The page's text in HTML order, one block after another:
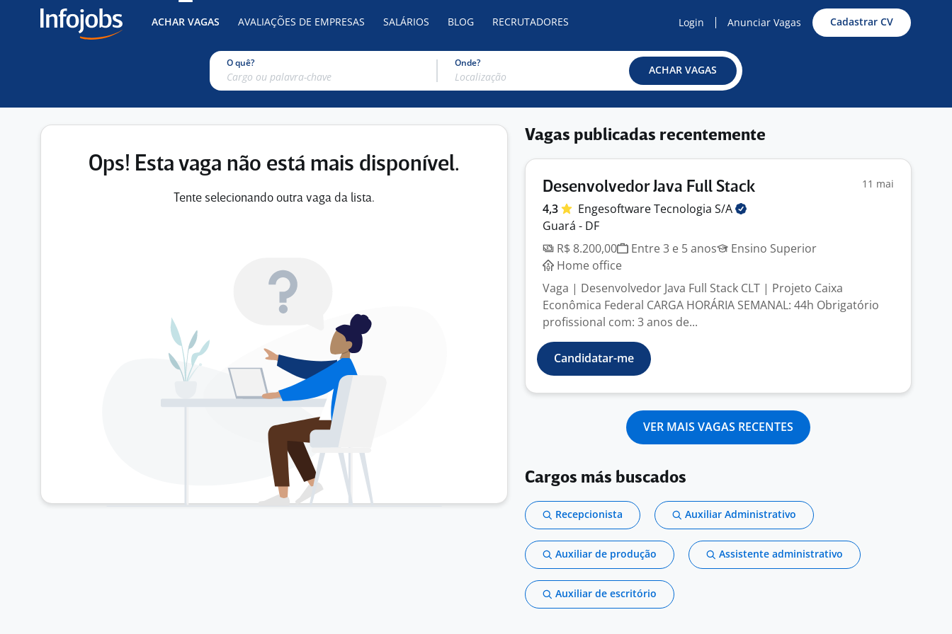
ACHAR VAGAS AVALIAÇÕES DE EMPRESAS SALÁRIOS BLOG RECRUTADORES Login Anunciar Vagas Cadastrar CV
O quê? Onde?
ACHAR VAGAS
Ops! Esta vaga não está mais disponível.
Tente selecionando outra vaga da lista.
Vagas publicadas recentemente
Desenvolvedor Java Full Stack 11 mai
4,3 Engesoftware Tecnologia S/A
Guará - DF
R$ 8.200,00
Entre 3 e 5 anos
Ensino Superior
Home office
Vaga | Desenvolvedor Java Full Stack CLT | Projeto Caixa
Econômica Federal CARGA HORÁRIA SEMANAL: 44h Obrigatório
profissional com: 3 anos de...
Candidatar-me
VER MAIS VAGAS RECENTES
Cargos más buscados
Recepcionista Auxiliar Administrativo
Auxiliar de produção Assistente administrativo
Auxiliar de escritório